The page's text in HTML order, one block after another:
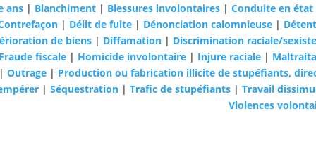
ans | Blanchiment | Blessures involontaires | Conduite en
| Délit de fuite | Dénonciation calomnieuse |
de biens| Diffamation| Discrimination raciale/sexiste
Fraude fiscale | Homicide involontaire | Injure raciale |
Outrage| Production ou fabrication illicite de stupéfiants,
| Séquestration| Trafic de stupéfiants| Travail
Violences